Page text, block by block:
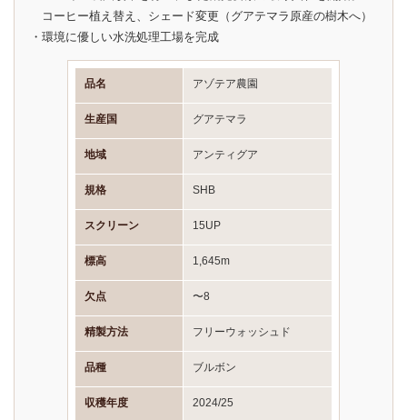
コーヒー植え替え、シェード変更（グアテマラ原産の樹木へ）
・環境に優しい水洗処理工場を完成
品名 アゾテア農園
生産国 グアテマラ
地域 アンティグア
規格 SHB
スクリーン 15UP
標高 1,645m
欠点 〜8
精製方法 フリーウォッシュド
品種 ブルボン
収穫年度 2024/25